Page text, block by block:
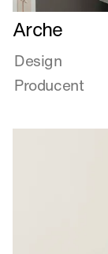
Læs
mere
om
Arche
Arche
Design
Producent